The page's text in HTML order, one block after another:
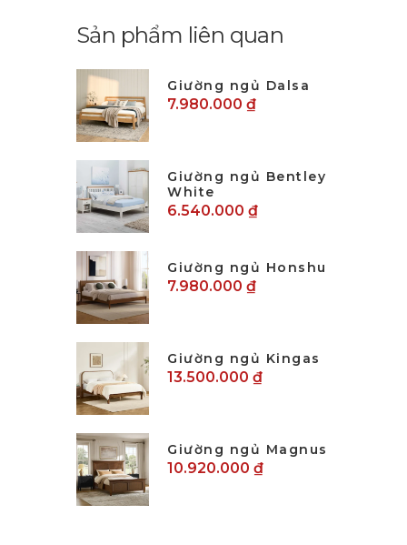
Sản phẩm liên quan
Giường ngủ Dalsa
7.980.000 ₫
Giường ngủ Bentley
White
6.540.000 ₫
Giường ngủ Honshu
7.980.000 ₫
Giường ngủ Kingas
13.500.000 ₫
Giường ngủ Magnus
10.920.000 ₫